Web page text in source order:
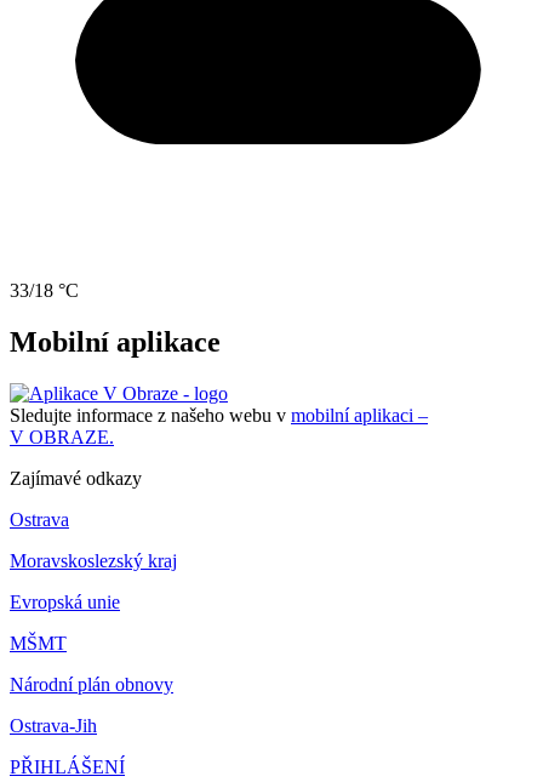
33/18 °C
Mobilní aplikace
Sledujte informace z našeho webu v mobilní aplikaci –
V OBRAZE.
Zajímavé odkazy
Ostrava
Moravskoslezský kraj
Evropská unie
MŠMT
Národní plán obnovy
Ostrava-Jih
PŘIHLÁŠENÍ